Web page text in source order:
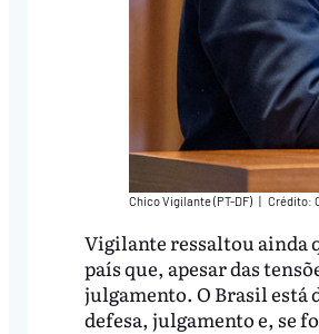
Chico Vigilante (PT-DF) Crédito:
Vigilante ressaltou ainda
país que, apesar das
julgamento. O Brasil está
defesa, julgamento e, se